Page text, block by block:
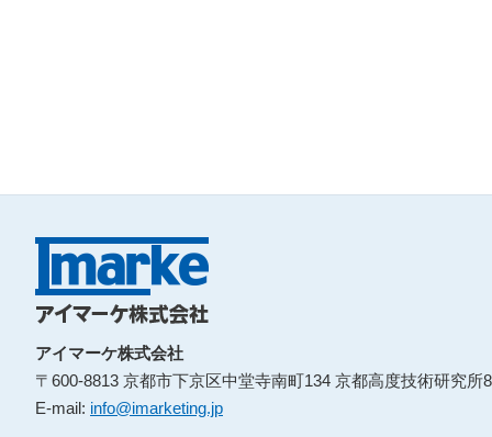
アイマーケ株式会社
〒600-8813 京都市下京区中堂寺南町134 京都高度技術研究所
E-mail: info@imarketing.jp